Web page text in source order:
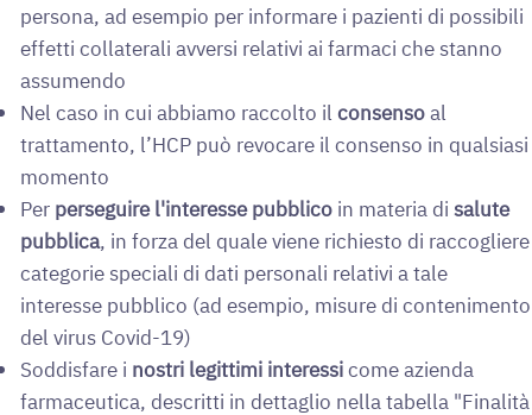
persona, ad esempio per informare i pazienti di possibili
effetti collaterali avversi relativi ai farmaci che stanno
assumendo
Nel caso in cui abbiamo raccolto ilconsensoal
trattamento, l’HCP può revocare il consenso in qualsiasi
momento
Per perseguire l'interesse pubblico in materia disalute
pubblica, in forza del quale viene richiesto di raccogliere
categorie speciali di dati personali relativi a tale
interesse pubblico (ad esempio, misure di contenimento
del virus Covid-19)
Soddisfare i nostri legittimi interessicome azienda
farmaceutica, descritti in dettaglio nella tabella "Finalità